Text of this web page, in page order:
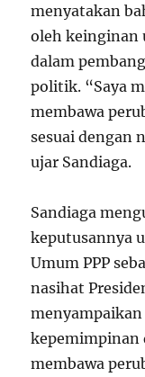
menyatakan
oleh keinginan
dalam
politik. “Saya
membawa
sesuai dengan
ujar Sandiaga.
Sandiaga
keputusannya
Umum PPP
nasihat
membawa